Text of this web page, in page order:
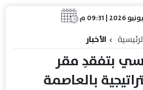
الأخبار
بتفقدِ مقر
بالعاصمة